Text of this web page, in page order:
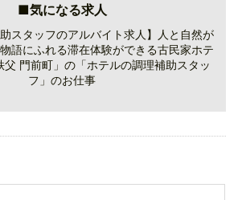
■気になる求人
助スタッフのアルバイト求人】人と自然が
語にふれる滞在体験ができる古民家ホテ
父 門前町」の「ホテルの調理補助スタッ
フ」のお仕事